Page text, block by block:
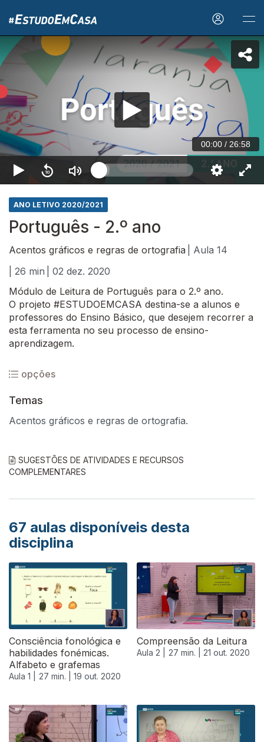
00:00 / 26:58
ANO LETIVO 2020/2021
Português - 2.º ano
Acentos gráficos e regras de ortografia
| Aula 14
| 26 min
| 02 dez. 2020
Módulo de Leitura de Português para o 2.º ano.
O projeto #ESTUDOEMCASA destina-se a alunos e
professores do Ensino Básico, que desejem recorrer a
esta ferramenta no seu processo de ensino-
aprendizagem.
opções
Temas
Acentos gráficos e regras de ortografia.
SUGESTÕES DE ATIVIDADES E RECURSOS
COMPLEMENTARES
67 aulas disponíveis desta
disciplina
Consciência fonológica e
habilidades fonémicas.
Alfabeto e grafemas
Aula 1 | 27 min. | 19 out. 2020
Compreensão da Leitura
Aula 2 | 27 min. | 21 out. 2020